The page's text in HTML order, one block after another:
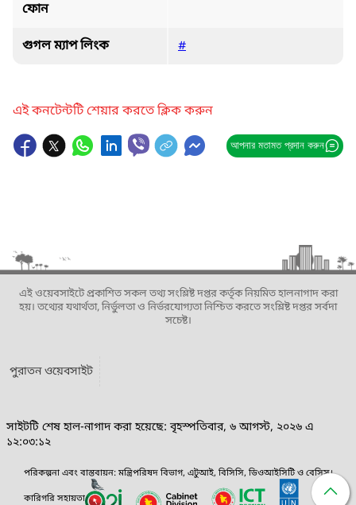
ফোন
গুগল ম্যাপ লিংক #
এই কনটেন্টটি শেয়ার করতে ক্লিক করুন
আপনার মতামত প্রদান করুন
এই ওয়েবসাইটে প্রকাশিত সকল তথ্য সংশ্লিষ্ট দপ্তর কর্তৃক নিয়মিত হালনাগাদ করা
হয়। তথ্যের যথার্থতা, নির্ভুলতা ও নির্ভরযোগ্যতা নিশ্চিত করতে সংশ্লিষ্ট দপ্তর সর্বদা
সচেষ্ট।
পুরাতন ওয়েবসাইট
সাইটটি শেষ হাল-নাগাদ করা হয়েছে: বৃহস্পতিবার, ৬ আগস্ট, ২০২৬ এ
১২:০৩:১২
পরিকল্পনা এবং বাস্তবায়ন: মন্ত্রিপরিষদ বিভাগ, এটুআই, বিসিসি, ডিওআইসিটি ও বেসিস।
কারিগরি সহায়তা